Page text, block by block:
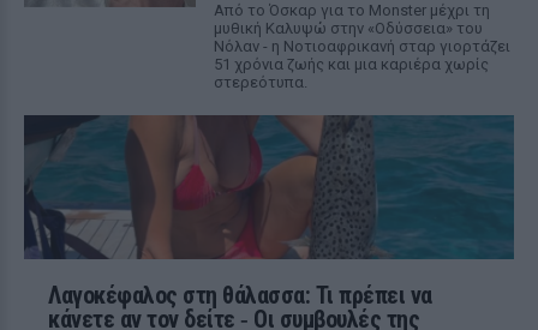
Από το Όσκαρ για το Monster μέχρι τη
μυθική Καλυψώ στην «Οδύσσεια» του
Νόλαν - η Νοτιοαφρικανή σταρ γιορτάζει
51 χρόνια ζωής και μια καριέρα χωρίς
στερεότυπα.
Λαγοκέφαλος στη θάλασσα: Τι πρέπει να
κάνετε αν τον δείτε ‑ Οι συμβουλές της